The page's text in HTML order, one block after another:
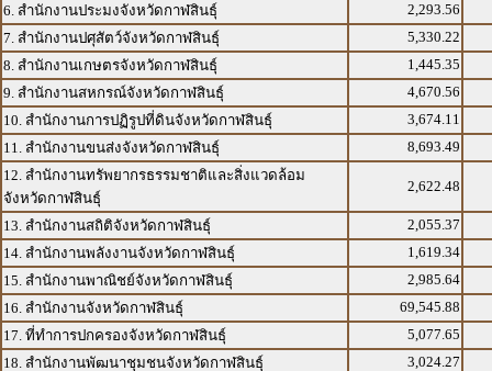
6. สำนักงานประมงจังหวัดกาฬสินธุ์
2,293.56
7. สำนักงานปศุสัตว์จังหวัดกาฬสินธุ์
5,330.22
8. สำนักงานเกษตรจังหวัดกาฬสินธุ์
1,445.35
9. สำนักงานสหกรณ์จังหวัดกาฬสินธุ์
4,670.56
10. สำนักงานการปฏิรูปที่ดินจังหวัดกาฬสินธุ์
3,674.11
11. สำนักงานขนส่งจังหวัดกาฬสินธุ์
8,693.49
12. สำนักงานทรัพยากรธรรมชาติและสิ่งแวดล้อม
จังหวัดกาฬสินธุ์
2,622.48
13. สำนักงานสถิติจังหวัดกาฬสินธุ์
2,055.37
14. สำนักงานพลังงานจังหวัดกาฬสินธุ์
1,619.34
15. สำนักงานพาณิชย์จังหวัดกาฬสินธุ์
2,985.64
16. สำนักงานจังหวัดกาฬสินธุ์
69,545.88
17. ที่ทำการปกครองจังหวัดกาฬสินธุ์
5,077.65
18. สำนักงานพัฒนาชุมชนจังหวัดกาฬสินธุ์
3,024.27